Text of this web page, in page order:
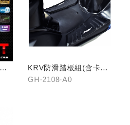
KRV防滑踏板組(含卡夢
飾片)
GH-2108-A0